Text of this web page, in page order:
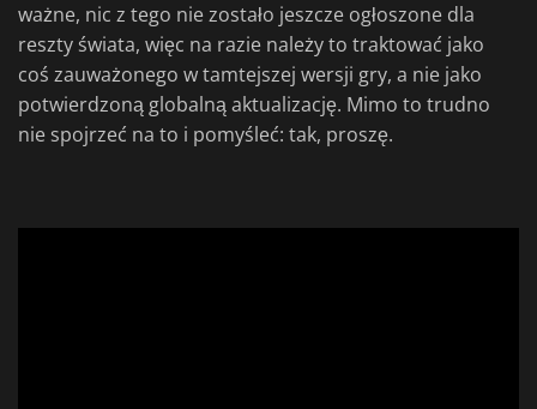
ważne, nic z tego nie zostało jeszcze ogłoszone dla
reszty świata, więc na razie należy to traktować jako
coś zauważonego w tamtejszej wersji gry, a nie jako
potwierdzoną globalną aktualizację. Mimo to trudno
nie spojrzeć na to i pomyśleć: tak, proszę.